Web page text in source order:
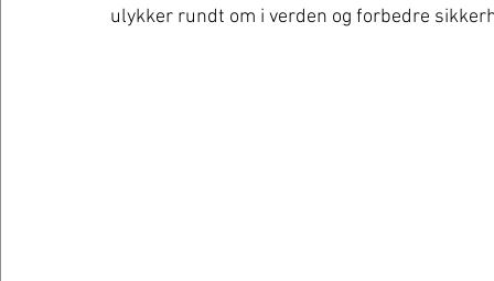
ulykker rundt om i verden og forbedre